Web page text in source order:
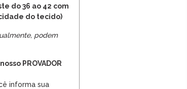
do 36 ao 42 com
do tecido)
podem
PROVADOR
informa sua